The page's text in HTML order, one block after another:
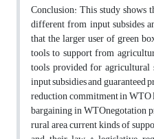
Conclusion: This study shows
different from input subsides
that the larger user of green
tools to support from
tools provided for
input subsidies and guaranteed
reduction commitment in WTO
bargaining in WTOnegotation
rural area, current kinds of